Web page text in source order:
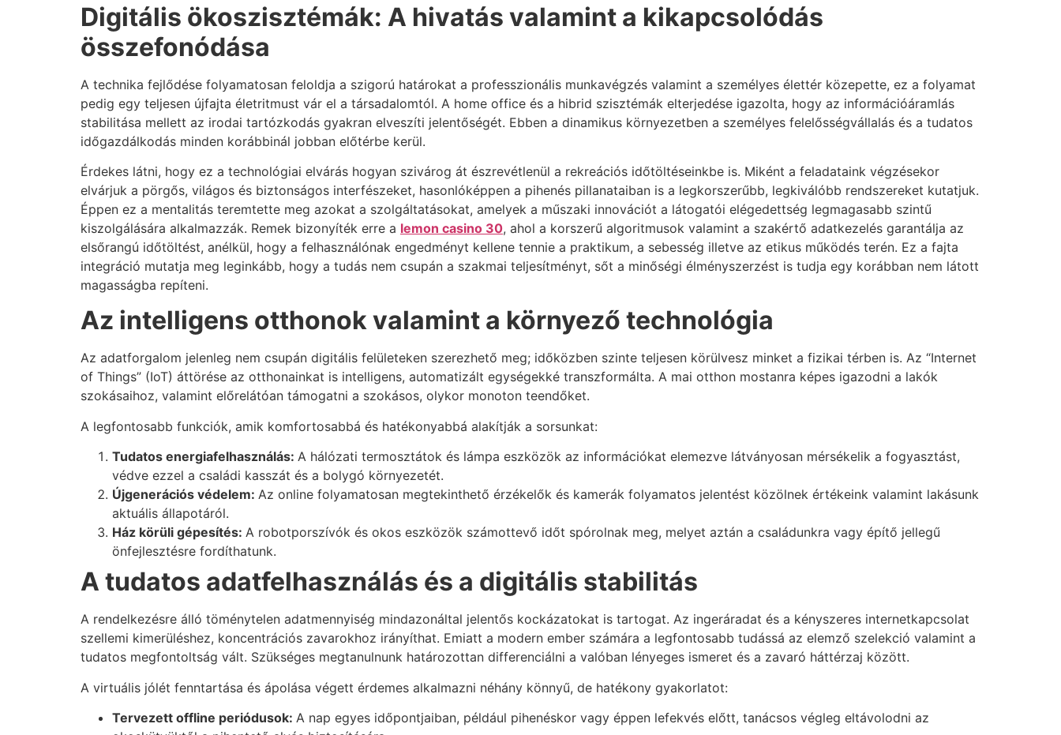
Digitális ökoszisztémák: A hivatás valamint a kikapcsolódás
összefonódása
A technika fejlődése folyamatosan feloldja a szigorú határokat a professzionális munkavégzés valamint a személyes élettér közepette, ez a folyamat
pedig egy teljesen újfajta életritmust vár el a társadalomtól. A home office és a hibrid szisztémák elterjedése igazolta, hogy az információáramlás
stabilitása mellett az irodai tartózkodás gyakran elveszíti jelentőségét. Ebben a dinamikus környezetben a személyes felelősségvállalás és a tudatos
időgazdálkodás minden korábbinál jobban előtérbe kerül.
Érdekes látni, hogy ez a technológiai elvárás hogyan szivárog át észrevétlenül a rekreációs időtöltéseinkbe is. Miként a feladataink végzésekor
elvárjuk a pörgős, világos és biztonságos interfészeket, hasonlóképpen a pihenés pillanataiban is a legkorszerűbb, legkiválóbb rendszereket kutatjuk.
Éppen ez a mentalitás teremtette meg azokat a szolgáltatásokat, amelyek a műszaki innovációt a látogatói elégedettség legmagasabb szintű
kiszolgálására alkalmazzák. Remek bizonyíték erre a lemon casino 30, ahol a korszerű algoritmusok valamint a szakértő adatkezelés garantálja az
elsőrangú időtöltést, anélkül, hogy a felhasználónak engedményt kellene tennie a praktikum, a sebesség illetve az etikus működés terén. Ez a fajta
integráció mutatja meg leginkább, hogy a tudás nem csupán a szakmai teljesítményt, sőt a minőségi élményszerzést is tudja egy korábban nem látott
magasságba repíteni.
Az intelligens otthonok valamint a környező technológia
Az adatforgalom jelenleg nem csupán digitális felületeken szerezhető meg; időközben szinte teljesen körülvesz minket a fizikai térben is. Az “Internet
of Things” (IoT) áttörése az otthonainkat is intelligens, automatizált egységekké transzformálta. A mai otthon mostanra képes igazodni a lakók
szokásaihoz, valamint előrelátóan támogatni a szokásos, olykor monoton teendőket.
A legfontosabb funkciók, amik komfortosabbá és hatékonyabbá alakítják a sorsunkat:
Tudatos energiafelhasználás: A hálózati termosztátok és lámpa eszközök az információkat elemezve látványosan mérsékelik a fogyasztást,
védve ezzel a családi kasszát és a bolygó környezetét.
Újgenerációs védelem: Az online folyamatosan megtekinthető érzékelők és kamerák folyamatos jelentést közölnek értékeink valamint lakásunk
aktuális állapotáról.
Ház körüli gépesítés: A robotporszívók és okos eszközök számottevő időt spórolnak meg, melyet aztán a családunkra vagy építő jellegű
önfejlesztésre fordíthatunk.
A tudatos adatfelhasználás és a digitális stabilitás
A rendelkezésre álló töménytelen adatmennyiség mindazonáltal jelentős kockázatokat is tartogat. Az ingeráradat és a kényszeres internetkapcsolat
szellemi kimerüléshez, koncentrációs zavarokhoz irányíthat. Emiatt a modern ember számára a legfontosabb tudássá az elemző szelekció valamint a
tudatos megfontoltság vált. Szükséges megtanulnunk határozottan differenciálni a valóban lényeges ismeret és a zavaró háttérzaj között.
A virtuális jólét fenntartása és ápolása végett érdemes alkalmazni néhány könnyű, de hatékony gyakorlatot:
Tervezett offline periódusok: A nap egyes időpontjaiban, például pihenéskor vagy éppen lefekvés előtt, tanácsos végleg eltávolodni az